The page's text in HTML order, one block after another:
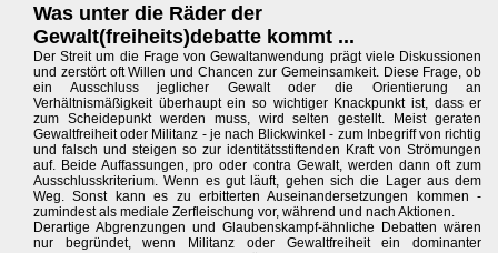
Was unter die Räder der
Gewalt(freiheits)debatte kommt ...
Der Streit um die Frage von Gewaltanwendung prägt viele Diskussionen
und zerstört oft Willen und Chancen zur Gemeinsamkeit. Diese Frage, ob
ein Ausschluss jeglicher Gewalt oder die Orientierung an
Verhältnismäßigkeit überhaupt ein so wichtiger Knackpunkt ist, dass er
zum Scheidepunkt werden muss, wird selten gestellt. Meist geraten
Gewaltfreiheit oder Militanz - je nach Blickwinkel - zum Inbegriff von richtig
und falsch und steigen so zur identitätsstiftenden Kraft von Strömungen
auf. Beide Auffassungen, pro oder contra Gewalt, werden dann oft zum
Ausschlusskriterium. Wenn es gut läuft, gehen sich die Lager aus dem
Weg. Sonst kann es zu erbitterten Auseinandersetzungen kommen -
zumindest als mediale Zerfleischung vor, während und nach Aktionen.
Derartige Abgrenzungen und Glaubenskampf-ähnliche Debatten wären
nur begründet, wenn Militanz oder Gewaltfreiheit ein dominanter